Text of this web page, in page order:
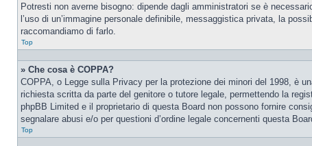
Potresti non averne bisogno: dipende dagli amministratori se è
l’uso di un’immagine personale definibile, messaggistica privata, la
raccomandiamo di farlo.
Top
» Che cosa è COPPA?
COPPA, o Legge sulla Privacy per la protezione dei minori del 1998, è
richiesta scritta da parte del genitore o tutore legale, permettendo la
phpBB Limited e il proprietario di questa Board non possono fornire
segnalare abusi e/o per questioni d’ordine legale concernenti questa
Top